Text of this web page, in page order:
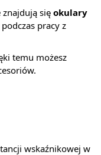
się okulary
pracy z
temu możesz
wskaźnikowej w